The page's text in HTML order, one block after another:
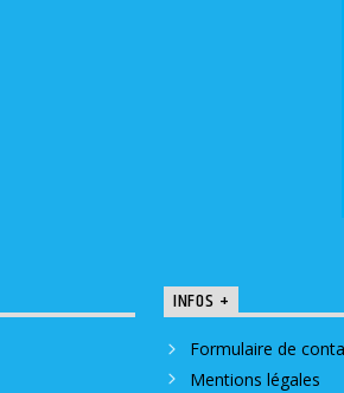
INFOS +
Formulaire de
Mentions légales